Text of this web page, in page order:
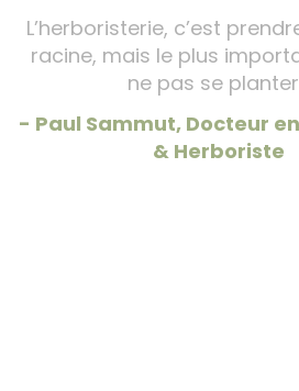
L’herboristerie, c’est
racine, mais le plus
ne pas se
- Paul Sammut, Docteur
& Herboriste